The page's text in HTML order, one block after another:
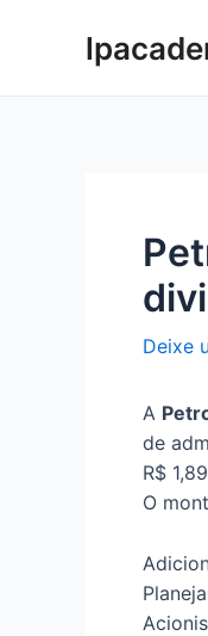
Deixe
A
de
R$
O